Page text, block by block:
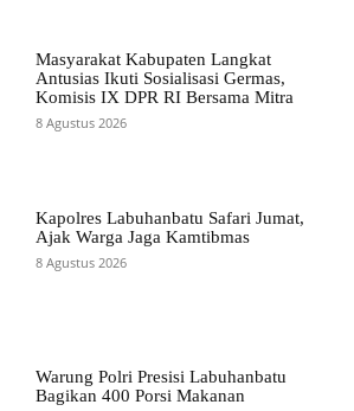
Masyarakat Kabupaten Langkat
Antusias Ikuti Sosialisasi Germas,
Komisis IX DPR RI Bersama Mitra
8 Agustus 2026
Kapolres Labuhanbatu Safari Jumat,
Ajak Warga Jaga Kamtibmas
8 Agustus 2026
Warung Polri Presisi Labuhanbatu
Bagikan 400 Porsi Makanan